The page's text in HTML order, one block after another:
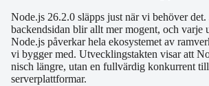
Node.js 26.2.0 släpps just när vi behöver det.
backendsidan blir allt mer mogent, och varje
Node.js påverkar hela ekosystemet av
vi bygger med. Utvecklingstakten visar att
nisch längre, utan en fullvärdig konkurrent
serverplattformar.